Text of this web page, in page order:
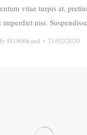
vitae turpis at,
imperdiet nisi.
f41906kand 21/02/2020